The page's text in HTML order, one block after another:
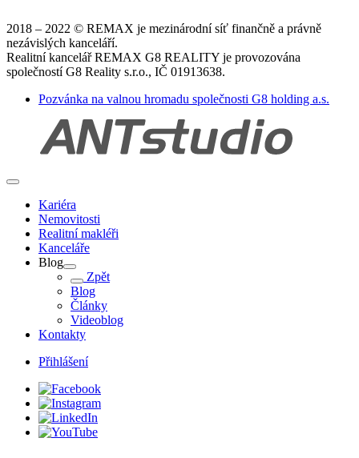
2018 – 2022 © REMAX je mezinárodní síť finančně a právně
nezávislých kanceláří.
Realitní kancelář REMAX G8 REALITY je provozována
společností G8 Reality s.r.o., IČ 01913638.
Pozvánka na valnou hromadu společnosti G8 holding a.s.
Kariéra
Nemovitosti
Realitní makléři
Kanceláře
Blog
Zpět
Blog
Články
Videoblog
Kontakty
Přihlášení